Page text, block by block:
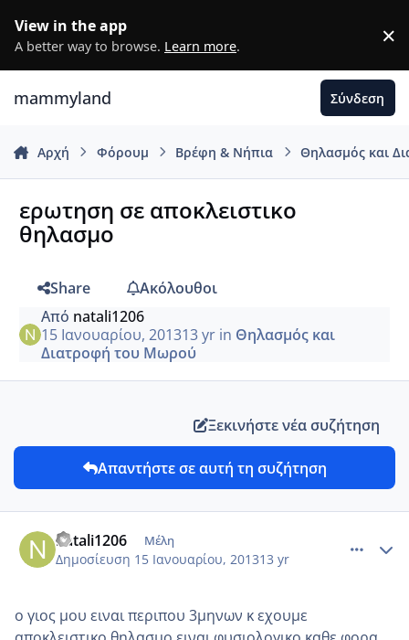
View in the app
A better way to browse. Learn more. ×
mammyland Σύνδεση
Αρχή Φόρουμ Βρέφη & Νήπια Θηλασμός και
ερωτηση σε αποκλειστικο
θηλασμο
Share
Ακόλουθοι
Από natali1206
15 Ιανουαρίου, 201313 yrin Θηλασμός και
Διατροφή του Μωρού
Ξεκινήστε νέα συζήτηση
Απαντήστε σε αυτή τη συζήτηση
natali1206 Μέλη
Δημοσίευση 15 Ιανουαρίου, 201313 yr
ο γιος μου ειναι περιπου 3μηνων κ εχουμε